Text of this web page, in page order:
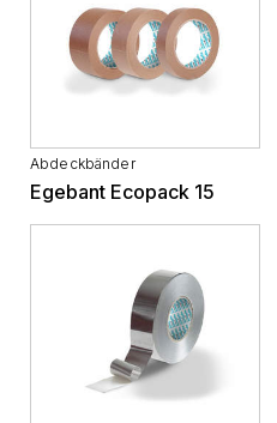
Abdeckbänder
Egebant Ecopack 15